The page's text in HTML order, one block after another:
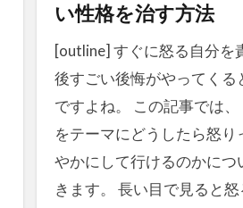
い性格を治す方法
[outline] すぐに怒る自分を
後すごい後悔がやってくる
ですよね。 この記事では、
をテーマにどうしたら怒り
やかにして行けるのかにつ
きます。 長い目で見ると